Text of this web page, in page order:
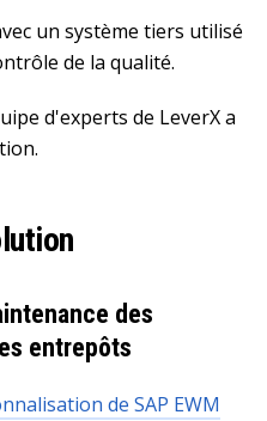
un système tiers utilisé
de la qualité.
d'experts de LeverX a
des
entrepôts
de SAP EWM